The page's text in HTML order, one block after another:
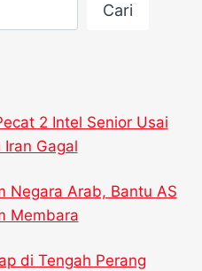
Cari
2 Intel Senior Usai
Iran Gagal
Negara Arab, Bantu AS
Membara
di Tengah Perang